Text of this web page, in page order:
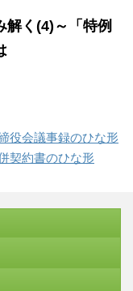
解く(4)～「特例
役会議事録のひな形
契約書のひな形